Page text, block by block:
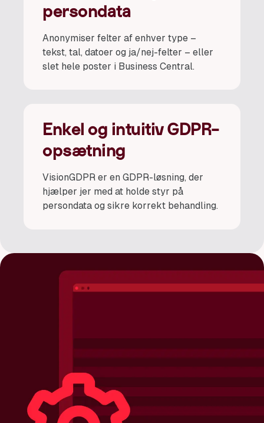
persondata
Anonymiser felter af enhver type –
tekst, tal, datoer og ja/nej-felter – eller
slet hele poster i Business Central.
Enkel og intuitiv GDPR-
opsætning
VisionGDPR er en GDPR-løsning, der
hjælper jer med at holde styr på
persondata og sikre korrekt behandling.